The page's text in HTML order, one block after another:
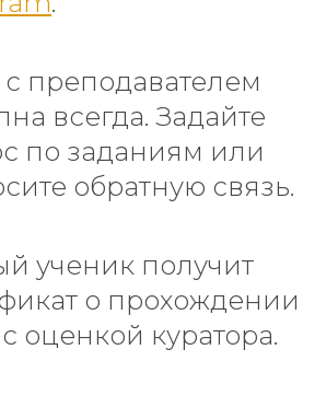
с преподавателем
всегда. Задайте
по заданиям или
обратную связь.
ученик получит
о прохождении
оценкой куратора.